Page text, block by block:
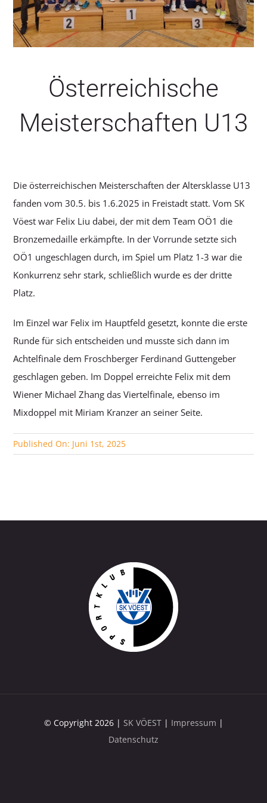
SERVICE
Österreichische
Meisterschaften U13
Die österreichischen Meisterschaften der Altersklasse U13
fanden vom 30.5. bis 1.6.2025 in Freistadt statt. Vom SK
Vöest war Felix Liu dabei, der mit dem Team OÖ1 die
Bronzemedaille erkämpfte. In der Vorrunde setzte sich
OÖ1 ungeschlagen durch, im Spiel um Platz 1-3 war die
Konkurrenz sehr stark, schließlich wurde es der dritte
Platz.
Im Einzel war Felix im Hauptfeld gesetzt, konnte die erste
Runde für sich entscheiden und musste sich dann im
Achtelfinale dem Froschberger Ferdinand Guttengeber
geschlagen geben. Im Doppel erreichte Felix mit dem
Wiener Michael Zhang das Viertelfinale, ebenso im
Mixdoppel mit Miriam Kranzer an seiner Seite.
Published On: Juni 1st, 2025
© Copyright 2026 | SK VÖEST| Impressum |
Datenschutz